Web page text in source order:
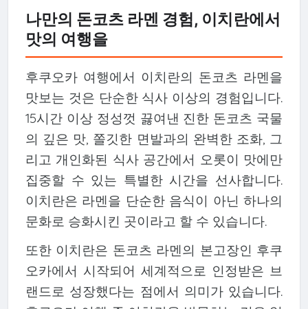
나만의 돈코츠 라멘 경험, 이치란에서
맛의 여행을
후쿠오카 여행에서 이치란의 돈코츠 라멘을
맛보는 것은 단순한 식사 이상의 경험입니다.
15시간 이상 정성껏 끓여낸 진한 돈코츠 국물
의 깊은 맛, 쫄깃한 면발과의 완벽한 조화, 그
리고 개인화된 식사 공간에서 오롯이 맛에만
집중할 수 있는 특별한 시간을 선사합니다.
이치란은 라멘을 단순한 음식이 아닌 하나의
문화로 승화시킨 곳이라고 할 수 있습니다.
또한 이치란은 돈코츠 라멘의 본고장인 후쿠
오카에서 시작되어 세계적으로 인정받은 브
랜드로 성장했다는 점에서 의미가 있습니다.